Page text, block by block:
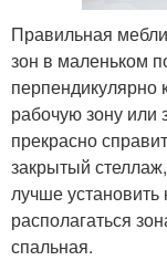
Правильная
зон в маленьком
перпендикулярно
рабочую зону или
прекрасно
закрытый
лучше установить
располагаться
спальная.